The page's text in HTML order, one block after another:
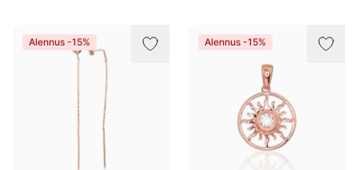
Alennus -15% Alennus -15%